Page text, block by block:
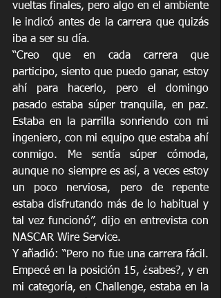
vueltas finales, pero algo en el ambiente
le indicó antes de la carrera que quizás
iba a ser su día.
“Creo que en cada carrera que
participo, siento que puedo ganar, estoy
ahí para hacerlo, pero el domingo
pasado estaba súper tranquila, en paz.
Estaba en la parrilla sonriendo con mi
ingeniero, con mi equipo que estaba ahí
conmigo. Me sentía súper cómoda,
aunque no siempre es así, a veces estoy
un poco nerviosa, pero de repente
estaba disfrutando más de lo habitual y
tal vez funcionó”, dijo en entrevista con
NASCAR Wire Service.
Y añadió: “Pero no fue una carrera fácil.
Empecé en la posición 15, ¿sabes?, y en
mi categoría, en Challenge, estaba en la